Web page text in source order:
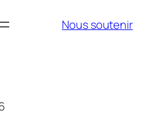
Nous soutenir